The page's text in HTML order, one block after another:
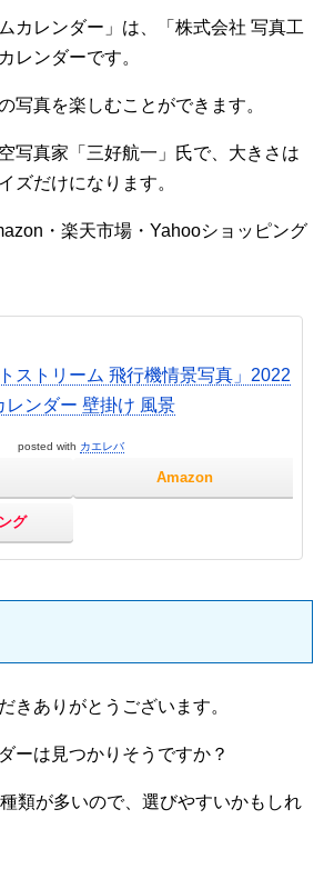
カレンダー」は、「株式会社 写真工
レンダーです。
写真を楽しむことができます。
写真家「三好航一」氏で、大きさは
ズだけになります。
・楽天市場・Yahooショッピング
ストリーム 飛行機情景写真」2022
レンダー 壁掛け 風景
posted with カエレバ
Amazon
グ
きありがとうございます。
ーは見つかりそうですか？
類が多いので、選びやすいかもしれ